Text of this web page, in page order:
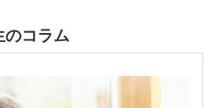
のコラム